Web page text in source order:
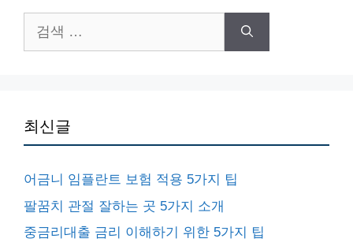
색:
최신글
어금니 임플란트 보험 적용 5가지 팁
팔꿈치 관절 잘하는 곳 5가지 소개
중금리대출 금리 이해하기 위한 5가지 팁